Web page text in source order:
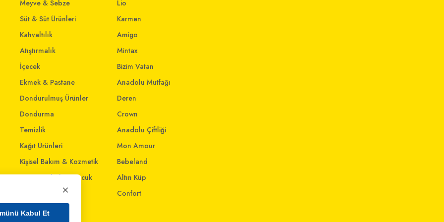
Meyve & Sebze
Süt & Süt Ürünleri
Kahvaltılık
Atıştırmalık
İçecek
Ekmek & Pastane
Dondurulmuş Ürünler
Dondurma
Temizlik
Kağıt Ürünleri
Kişisel Bakım & Kozmetik
Anne - Bebek & Çocuk
Ev & Yaşam
Lio
Karmen
Amigo
Mintax
Bizim Vatan
Anadolu Mutfağı
Deren
Crown
Anadolu Çiftliği
Mon Amour
Bebeland
Altın Küp
Confort
×
Kabul Et